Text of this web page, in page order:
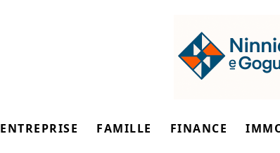
ENTREPRISE FAMILLE FINANCE